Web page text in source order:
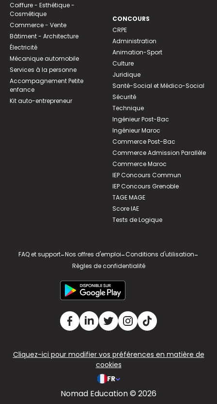
Coiffure - Esthétique -
Cosmétique
Commerce - Vente
Bâtiment - Architecture
Électricité
Mécanique automobile
Services à la personne
Accompagnement Petite
enfance
Kit auto-entrepreneur
CONCOURS
CRPE
Administration
Animation-Sport
Culture
Juridique
Santé-Social et Médico-Social
Sécurité
Technique
Ingénieur Post-Bac
Ingénieur Maroc
Commerce Post-Bac
Commerce Admission Parallèle
Commerce Maroc
IEP Concours Commun
IEP Concours Grenoble
TAGE MAGE
Score IAE
Tests de Logique
FAQ et support-Nos offres d'emploi-Conditions d'utilisation-
Règles de confidentialité
Cliquez-ici pour modifier vos préférences en matière de
cookies
FR
Nomad Education © 2026